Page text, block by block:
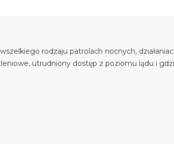
rodzaju patrolach nocnych,
utrudniony dostęp z poziomu lądu i